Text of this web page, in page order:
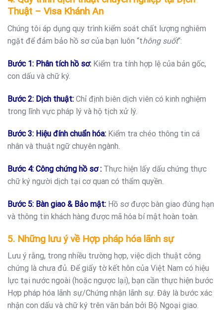
Thuật – Visa Khánh An
Chúng tôi áp dụng quy trình kiểm soát chất lượng nghiêm
ngặt để đảm bảo hồ sơ của bạn luôn “thông suốt“:
Bước 1: Phân tích hồ sơ: Kiểm tra tính hợp lệ của bản gốc,
con dấu và chữ ký.
Bước 2: Dịch thuật: Chỉ định biên dịch viên có kinh nghiệm
trong lĩnh vực pháp lý và hộ tịch xử lý.
Bước 3: Hiệu đính chuẩn hóa: Kiểm tra chéo thông tin cá
nhân và thuật ngữ chuyên ngành.
Bước 4: Công chứng hồ sơ : Thực hiện lấy dấu chứng thực
chữ ký người dịch tại cơ quan có thẩm quyền.
Bước 5: Bàn giao & Bảo mật: Hồ sơ được bàn giao đúng hạn
và thông tin khách hàng được mã hóa bí mật hoàn toàn.
5. Những lưu ý về Hợp pháp hóa lãnh sự
Lưu ý rằng, trong nhiều trường hợp, việc dịch thuật công
chứng là chưa đủ. Để giấy tờ kết hôn của Việt Nam có hiệu
lực tại nước ngoài (hoặc ngược lại), bạn cần thực hiện bước
Hợp pháp hóa lãnh sự/Chứng nhận lãnh sự. Đây là bước xác
nhận con dấu và chữ ký trên văn bản bởi Bộ Ngoại giao.